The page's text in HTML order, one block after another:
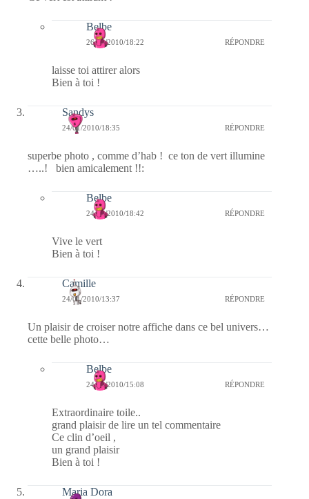
Belbe
26/01/2010/18:22 RÉPONDRE
laisse toi attirer alors
Bien à toi !
Sandys
24/01/2010/18:35 RÉPONDRE
superbe photo , comme d’hab ! ce ton de vert illumine
…..! bien amicalement !!:
Belbe
24/01/2010/18:42 RÉPONDRE
Vive le vert
Bien à toi !
Camille
24/01/2010/13:37 RÉPONDRE
Un plaisir de croiser notre affiche dans ce bel univers…
cette belle photo…
Belbe
24/01/2010/15:08 RÉPONDRE
Extraordinaire toile..
grand plaisir de lire un tel commentaire
Ce clin d’oeil ,
un grand plaisir
Bien à toi !
Maria Dora